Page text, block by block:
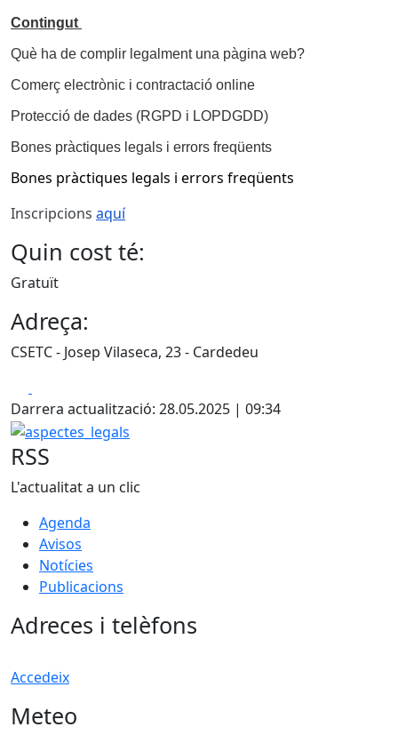
Contingut
Què ha de complir legalment una pàgina web?
Comerç electrònic i contractació online
Protecció de dades (RGPD i LOPDGDD)
Bones pràctiques legals i errors freqüents
Bones pràctiques legals i errors freqüents
Inscripcions aquí
Quin cost té:
Gratuït
Adreça:
CSETC - Josep Vilaseca, 23 - Cardedeu
Darrera actualització: 28.05.2025 | 09:34
aspectes_legals
RSS
L'actualitat a un clic
Agenda
Avisos
Notícies
Publicacions
Adreces i telèfons
Accedeix
Meteo